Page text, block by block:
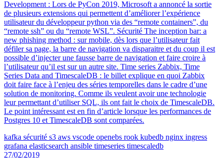
Development : Lors de PyCon 2019, Microsoft a annoncé la sortie
de plusieurs extensions qui permettent d’améliorer l’expérience
utilisateur du développeur python via des “remote containers”, du
“remote ssh” ou du “remote WSL”. Sécurité The inception bar: a
new phishing method : sur mobile, dès lors que l’utilisateur fait
défiler sa page, la barre de navigation va disparaitre et du coup il est
possible d’injecter une fausse barre de navigation et faire croire à
l’utilisateur qu’il est sur un autre site. Time series Zabbix, Time
Series Data and TimescaleDB : le billet explique en quoi Zabbix
doit faire face à l’enjeu des séries temporelles dans le cadre d’une
solution de monitoring. Comme ils veulent avoir une technologie
leur permettant d’utiliser SQL, ils ont fait le choix de TimescaleDB.
Le point intéressant est en fin d’article lorsque les performances de
Postgres 10 et TimescaleDB sont comparées.
kafka sécurité s3 aws vscode openebs rook kubedb nginx ingress
grafana elasticsearch ansible timeseries timescaledb
27/02/2019